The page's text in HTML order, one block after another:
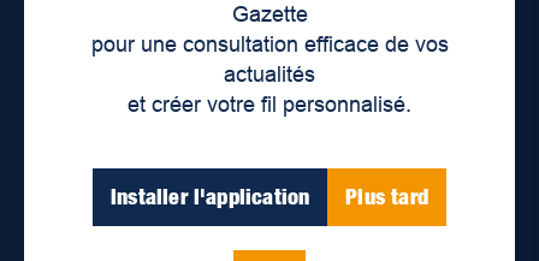
Gazette
pour une consultation efficace de vos
actualités
et créer votre fil personnalisé.
Installer l'application Plus tard
Lieux de distribution